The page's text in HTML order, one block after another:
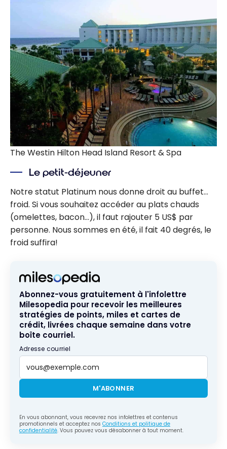
The Westin Hilton Head Island Resort & Spa
Le petit-déjeuner
Notre statut Platinum nous donne droit au buffet…
froid. Si vous souhaitez accéder au plats chauds
(omelettes, bacon…), il faut rajouter 5 US$ par
personne. Nous sommes en été, il fait 40 degrés, le
froid suffira!
Abonnez-vous gratuitement à l'infolettre
Milesopedia pour recevoir les meilleures
stratégies de points, miles et cartes de
crédit, livrées chaque semaine dans votre
boîte courriel.
Adresse courriel
M'ABONNER
En vous abonnant, vous recevrez nos infolettres et contenus
promotionnels et acceptez nos Conditions et politique de
confidentialité. Vous pouvez vous désabonner à tout moment.